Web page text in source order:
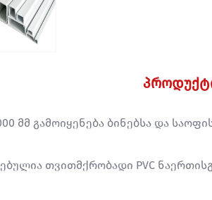
მმ გამოიყენება ბინებსა და
თვითმქრობადი PVC